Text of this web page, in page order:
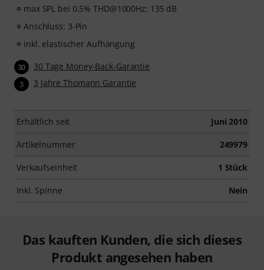
max SPL bei 0.5% THD@1000Hz: 135 dB
Anschluss: 3-Pin
inkl. elastischer Aufhängung
30 30 Tage Money-Back-Garantie
3 3 Jahre Thomann Garantie
Erhältlich seit Juni 2010
Artikelnummer 249979
Verkaufseinheit 1 Stück
Inkl. Spinne Nein
Das kauften Kunden, die sich dieses
Produkt angesehen haben